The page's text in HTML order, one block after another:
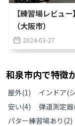
【練習場レビュ
（大阪市）
2024-03-27
和泉市内で特徴
屋外(1) インドア(
安い(4) 弾道測定
パター練習場あり (2)